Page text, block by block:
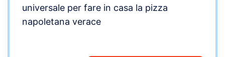
universale per fare in casa la pizza
napoletana verace